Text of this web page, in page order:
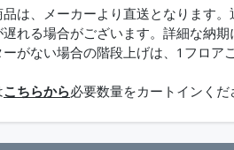
は、メーカーより直送となります
れる場合がございます。詳細な納期
がない場合の階段上げは、1フロア
こちらから必要数量をカートインくだ